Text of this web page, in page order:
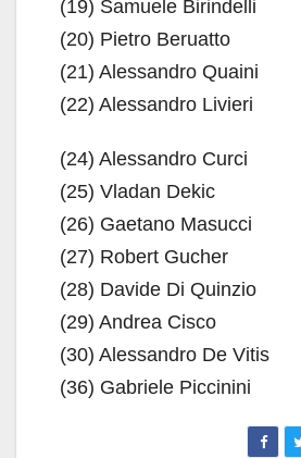
(19) Samuele Birindelli
(20) Pietro Beruatto
(21) Alessandro Quaini
(22) Alessandro Livieri
(24) Alessandro Curci
(25) Vladan Dekic
(26) Gaetano Masucci
(27) Robert Gucher
(28) Davide Di Quinzio
(29) Andrea Cisco
(30) Alessandro De Vitis
(36) Gabriele Piccinini